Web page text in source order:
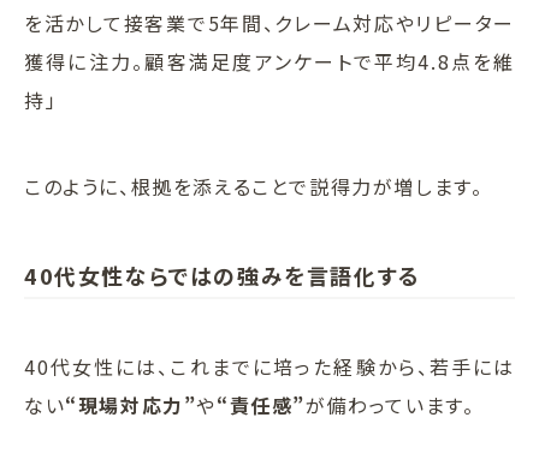
を活かして接客業で5年間、クレーム対応やリピーター
獲得に注力。顧客満足度アンケートで平均4.8点を維
持」
このように、根拠を添えることで説得力が増します。
40代女性ならではの強みを言語化する
40代女性には、これまでに培った経験から、若手には
ない“現場対応力”や“責任感”が備わっています。